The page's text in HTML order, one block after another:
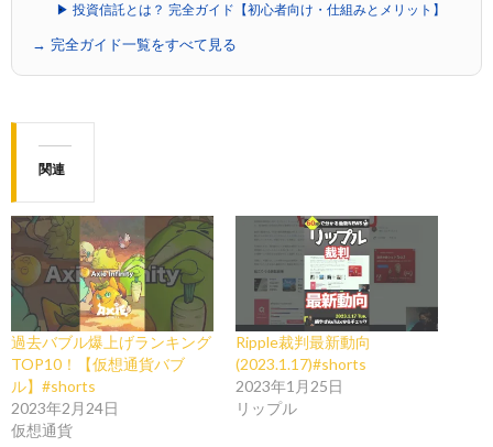
▶ 投資信託とは？ 完全ガイド【初心者向け・仕組みとメリット】
→ 完全ガイド一覧をすべて見る
関連
過去バブル爆上げランキング
TOP10！【仮想通貨バブ
ル】#shorts
2023年2月24日
仮想通貨
Ripple裁判最新動向
(2023.1.17)#shorts
2023年1月25日
リップル